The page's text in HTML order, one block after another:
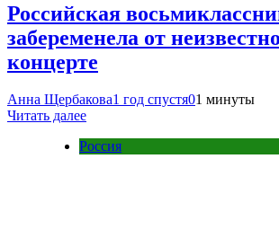
Российская
забеременела от
концерте
Анна Щербакова1 год спустя01 минуты
Читать далее
Россия